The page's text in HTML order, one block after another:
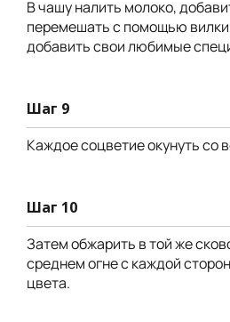
В чашу налить молоко,
перемешать с помощью
добавить свои любимые
Шаг 9
Каждое соцветие окунуть со
Шаг 10
Затем обжарить в той же
среднем огне с каждой
цвета.